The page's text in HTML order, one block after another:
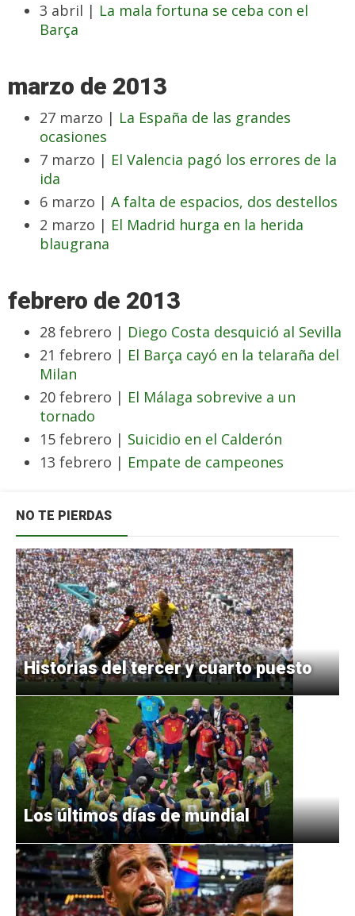
3 abril | La mala fortuna se ceba con el
Barça
marzo de 2013
27 marzo | La España de las grandes
ocasiones
7 marzo | El Valencia pagó los errores de la
ida
6 marzo | A falta de espacios, dos destellos
2 marzo | El Madrid hurga en la herida
blaugrana
febrero de 2013
28 febrero | Diego Costa desquició al Sevilla
21 febrero | El Barça cayó en la telaraña del
Milan
20 febrero | El Málaga sobrevive a un
tornado
15 febrero | Suicidio en el Calderón
13 febrero | Empate de campeones
NO TE PIERDAS
Historias del tercer y cuarto puesto
Los últimos días de mundial